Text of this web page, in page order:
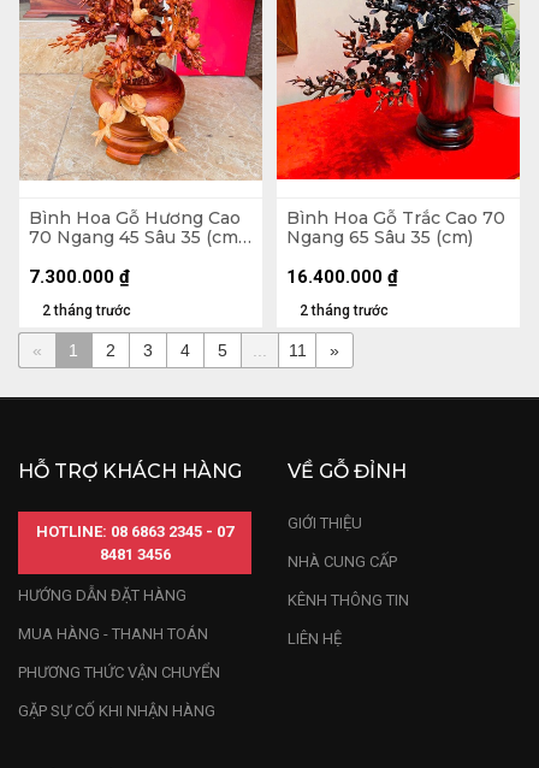
Bình Hoa Gỗ Hương Cao
70 Ngang 45 Sâu 35 (cm)
2 tháng trước
7.300.000 ₫
Bình Hoa Gỗ Trắc Cao 70
Ngang 65 Sâu 35 (cm)
2 tháng trước
16.400.000 ₫
« 1 2 3 4 5 11 »
HỖ TRỢ KHÁCH HÀNG
HOTLINE: 08 6863 2345 - 07
8481 3456
HƯỚNG DẪN ĐẶT HÀNG
MUA HÀNG - THANH TOÁN
PHƯƠNG THỨC VẬN CHUYỂN
GẶP SỰ CỐ KHI NHẬN HÀNG
VỀ GỖ ĐỈNH
GIỚI THIỆU
NHÀ CUNG CẤP
KÊNH THÔNG TIN
LIÊN HỆ